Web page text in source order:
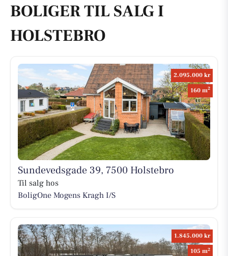
BOLIGER TIL SALG I
HOLSTEBRO
2.095.000 kr
160 m2
Sundevedsgade 39, 7500 Holstebro
Til salg hos
BoligOne Mogens Kragh I/S
1.845.000 kr
105 m2